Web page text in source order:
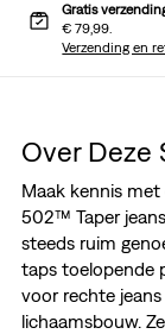
Gratis
€ 79,99.
Verzending en
Over Deze
Maak kennis
502™ Taper
steeds ruim
taps toelopende
voor rechte
lichaamsbouw.